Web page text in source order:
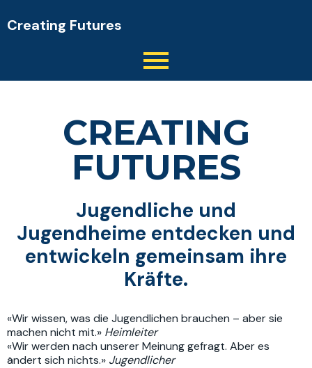
Creating Futures
CREATING
FUTURES
Jugendliche und
Jugendheime entdecken und
entwickeln gemeinsam ihre
Kräfte.
«Wir wissen, was die Jugendlichen brauchen – aber sie
machen nicht mit.» Heimleiter
«Wir werden nach unserer Meinung gefragt. Aber es
ändert sich nichts.» Jugendlicher